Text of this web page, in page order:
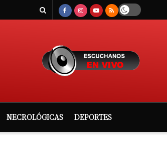
NECROLÓGICAS DEPORTES